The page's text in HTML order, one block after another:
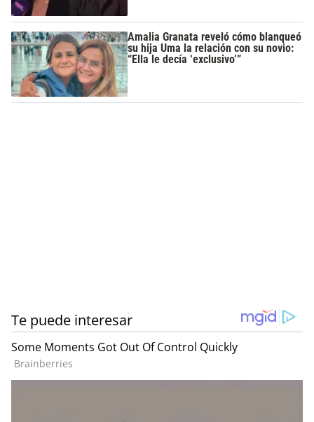
Amalia Granata reveló cómo blanqueó
su hija Uma la relación con su novio:
“Ella le decía ‘exclusivo’”